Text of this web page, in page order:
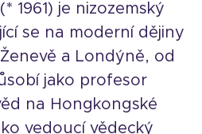
1961) je nizozemský
se na moderní dějiny
a Londýně, od
jako profesor
na Hongkongské
vedoucí vědecký